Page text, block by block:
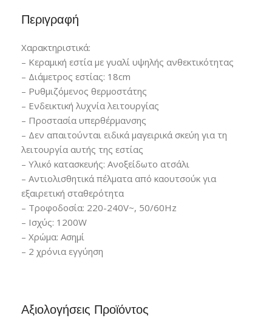
Περιγραφή
Χαρακτηριστικά:
– Κεραμική εστία με γυαλί υψηλής ανθεκτικότητας
– Διάμετρος εστίας: 18cm
– Ρυθμιζόμενος θερμοστάτης
– Ενδεικτική λυχνία λειτουργίας
– Προστασία υπερθέρμανσης
– Δεν απαιτούνται ειδικά μαγειρικά σκεύη για τη
λειτουργία αυτής της εστίας
– Υλικό κατασκευής: Ανοξείδωτο ατσάλι
– Αντιολισθητικά πέλματα από καουτσούκ για
εξαιρετική σταθερότητα
– Τροφοδοσία: 220-240V~, 50/60Hz
– Ισχύς: 1200W
– Χρώμα: Ασημί
– 2 χρόνια εγγύηση
Αξιολογήσεις Προϊόντος